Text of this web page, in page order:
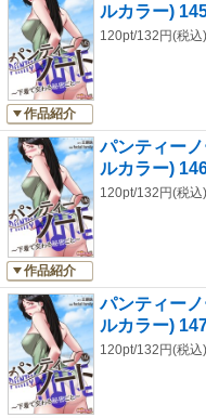
作品紹介
ルカラー)
120pt/132円(税込)
作品紹介
パンティー
ルカラー)
120pt/132円(税込)
パンティー
ルカラー)
120pt/132円(税込)